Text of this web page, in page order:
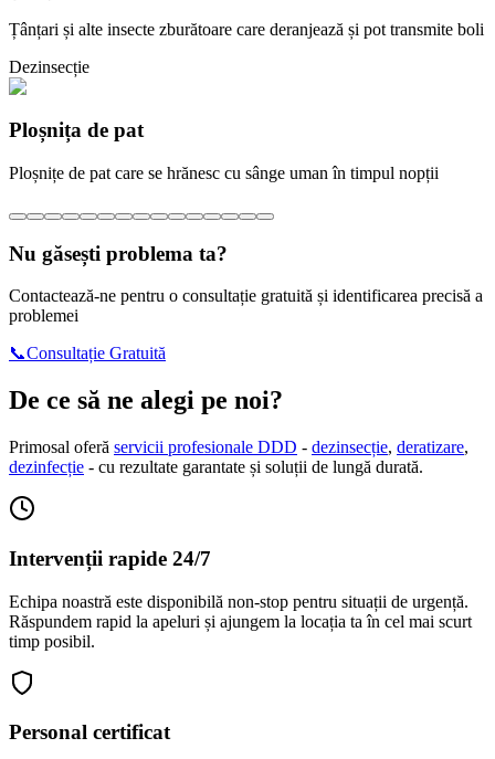
Țânțari și alte insecte zburătoare care deranjează și pot transmite boli
Dezinsecție
Ploșnița de pat
Ploșnițe de pat care se hrănesc cu sânge uman în timpul nopții
Nu găsești problema ta?
Contactează-ne pentru o consultație gratuită și identificarea precisă a
problemei
📞Consultație Gratuită
De ce să ne alegi pe noi?
Primosal oferă servicii profesionale DDD - dezinsecție, deratizare,
dezinfecție - cu rezultate garantate și soluții de lungă durată.
Intervenții rapide 24/7
Echipa noastră este disponibilă non-stop pentru situații de urgență.
Răspundem rapid la apeluri și ajungem la locația ta în cel mai scurt
timp posibil.
Personal certificat